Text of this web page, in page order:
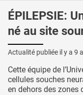
ÉPILEPSIE:
né au site
Actualité publiée il y a 9
Cette équipe de
cellules souches
en dehors des zones